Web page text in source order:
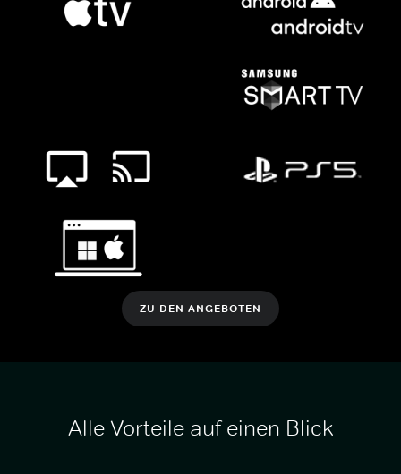
ZU DEN ANGEBOTEN
Alle Vorteile auf einen Blick